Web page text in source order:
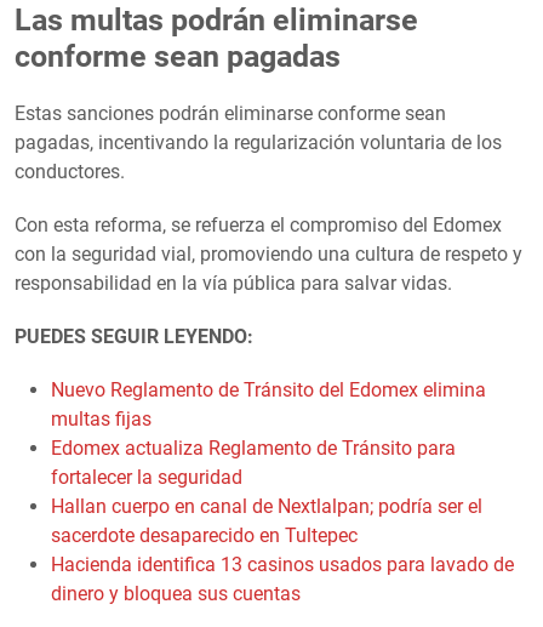
Las multas podrán eliminarse
conforme sean pagadas
Estas sanciones podrán eliminarse conforme sean
pagadas, incentivando la regularización voluntaria de los
conductores.
Con esta reforma, se refuerza el compromiso del Edomex
con la seguridad vial, promoviendo una cultura de respeto y
responsabilidad en la vía pública para salvar vidas.
PUEDES SEGUIR LEYENDO:
Nuevo Reglamento de Tránsito del Edomex elimina
multas fijas
Edomex actualiza Reglamento de Tránsito para
fortalecer la seguridad
Hallan cuerpo en canal de Nextlalpan; podría ser el
sacerdote desaparecido en Tultepec
Hacienda identifica 13 casinos usados para lavado de
dinero y bloquea sus cuentas